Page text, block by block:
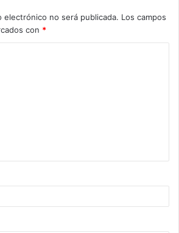
electrónico no será publicada. Los campos
con *